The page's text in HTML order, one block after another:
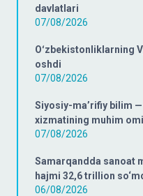
davlatlari
07/08/2026
Oʻzbekistonliklarning
oshdi
07/08/2026
Siyosiy-ma’rifiy bilim
xizmatining muhim
07/08/2026
Samarqandda sanoat
hajmi 32,6 trillion
06/08/2026